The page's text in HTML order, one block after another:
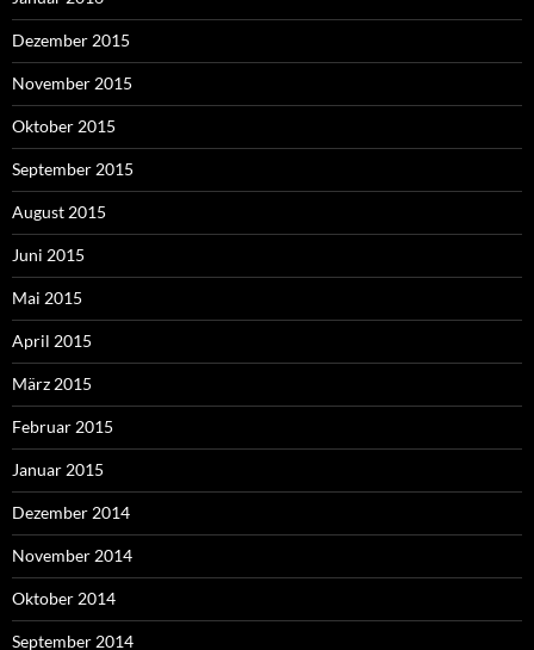
Dezember 2015
November 2015
Oktober 2015
September 2015
August 2015
Juni 2015
Mai 2015
April 2015
März 2015
Februar 2015
Januar 2015
Dezember 2014
November 2014
Oktober 2014
September 2014